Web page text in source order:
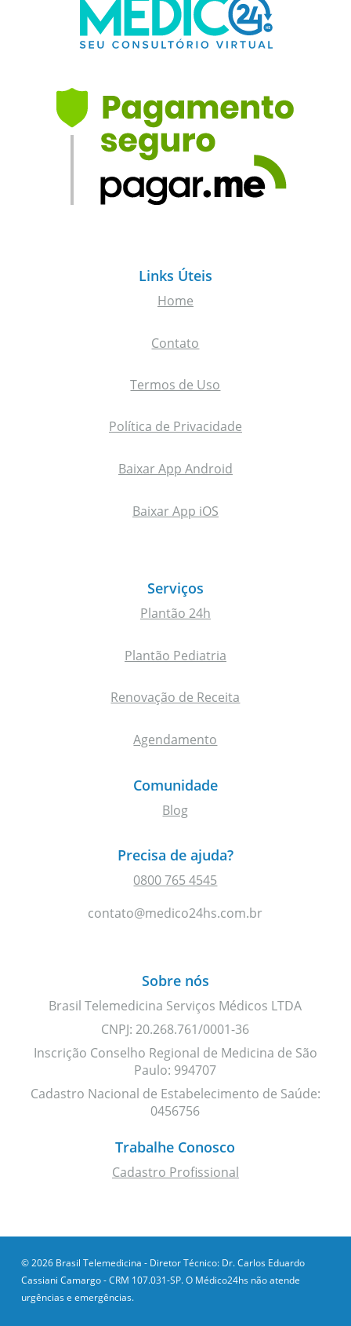
Links Úteis
Home
Contato
Termos de Uso
Política de Privacidade
Baixar App Android
Baixar App iOS
Serviços
Plantão 24h
Plantão Pediatria
Renovação de Receita
Agendamento
Comunidade
Blog
Precisa de ajuda?
0800 765 4545
contato@medico24hs.com.br
Sobre nós
Brasil Telemedicina Serviços Médicos LTDA
CNPJ: 20.268.761/0001-36
Inscrição Conselho Regional de Medicina de São
Paulo: 994707
Cadastro Nacional de Estabelecimento de Saúde:
0456756
Trabalhe Conosco
Cadastro Profissional
© 2026 Brasil Telemedicina - Diretor Técnico: Dr. Carlos Eduardo
Cassiani Camargo - CRM 107.031-SP. O Médico24hs não atende
urgências e emergências.